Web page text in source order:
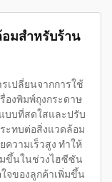
มสำหรับร้าน
เปลี่ยนจากการใช้
องพิมพ์ถุงกระดาษ
บบที่สดใสและปรับ
ะทบต่อสิ่งแวดล้อม
ความเร็วสูง ทำให้
มขึ้นในช่วงไฮซีซัน
จของลูกค้าเพิ่มขึ้น